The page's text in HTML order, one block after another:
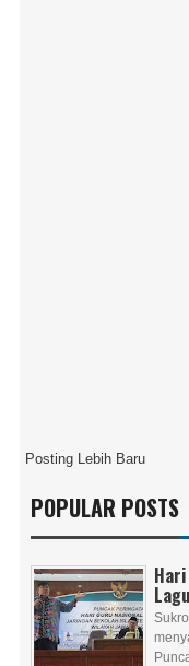
Posting Lebih Baru
POPULAR POSTS